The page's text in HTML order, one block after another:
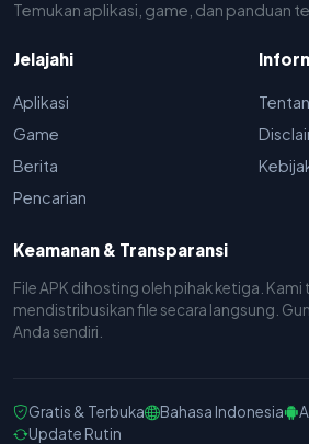
Temukan aplikasi, game, dan panduan
Jelajahi
Aplikasi
Game
Berita
Pencarian
Keamanan & Transparansi
File APK dihosting oleh pihak ketiga.
mendistribusikan file secara langsung.
Anda sendiri.
Gratis & Terbuka Bahasa Indonesia
Update Rutin